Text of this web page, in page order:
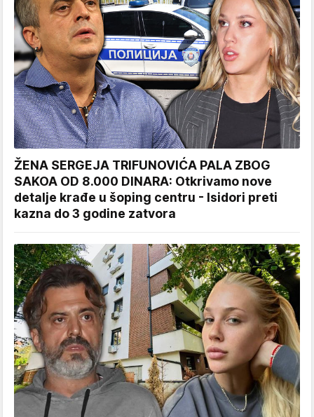
ŽENA SERGEJA TRIFUNOVIĆA PALA ZBOG
SAKOA OD 8.000 DINARA: Otkrivamo nove
detalje krađe u šoping centru - Isidori preti
kazna do 3 godine zatvora